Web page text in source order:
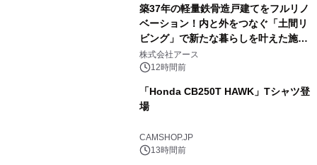
築37年の軽量鉄骨造戸建てをフルリノ
ベーション！内と外をつなぐ「土間リ
ビング」で新たな暮らしを叶えた施工
事例を株式会社アースが公開
株式会社アース
12時間前
「Honda CB250T HAWK」Tシャツ登
場
CAMSHOP.JP
13時間前